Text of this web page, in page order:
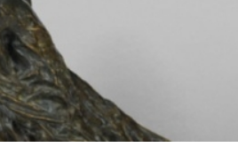
et modelage. Jours et horaires : -
18h à 20h30 - Le mercredi
de 9h30 à 12h. Tarifs: -
soit 28 séances (paiement
Renseignements et